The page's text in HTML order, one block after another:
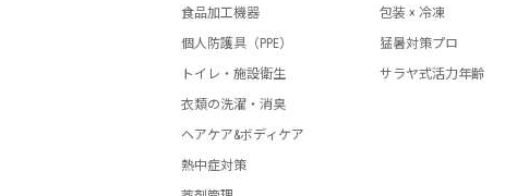
食品加工機器
個人防護具（PPE）
トイレ・施設衛生
衣類の洗濯・消臭
ヘアケア&ボディケア
熱中症対策
包装 × 冷凍
猛暑対策プロ
サラヤ式活力年齢